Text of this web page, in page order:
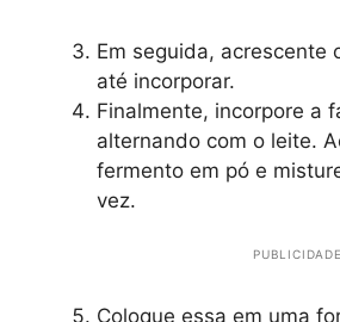
Em seguida, acrescente
até incorporar.
Finalmente, incorpore a
alternando com o leite.
fermento em pó e
vez.
PUBLICIDADE
Coloque essa em uma